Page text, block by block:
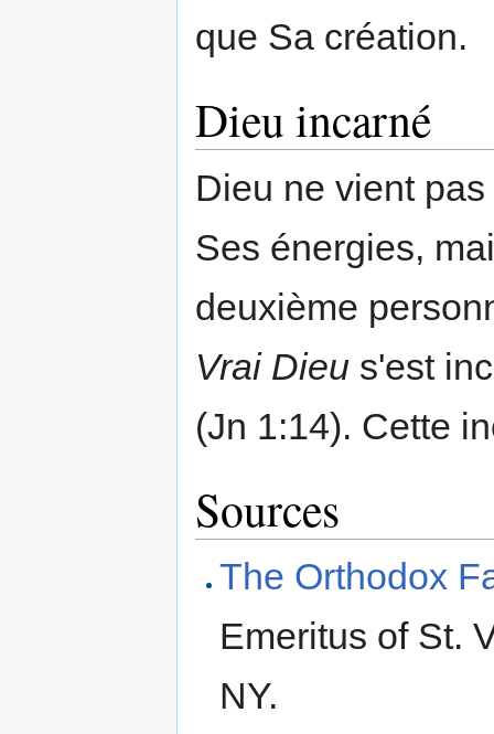
que Sa création.
Dieu incarné
Dieu ne vient
Ses énergies,
deuxième
Vrai Dieu s'est
(Jn 1:14). Cette
Sources
The Orthodox
Emeritus of St.
NY.